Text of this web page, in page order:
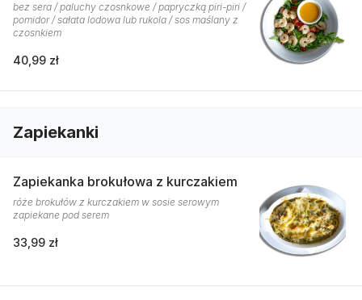
bez sera / paluchy czosnkowe / papryczką piri-piri /
pomidor / sałata lodowa lub rukola / sos maślany z
czosnkiem
40,99 zł
Zapiekanki
Zapiekanka brokułowa z kurczakiem
róże brokułów z kurczakiem w sosie serowym
zapiekane pod serem
33,99 zł